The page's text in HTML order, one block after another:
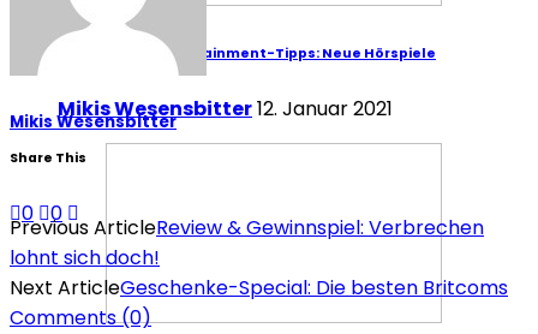
AGM-Family-Entertainment-Tipps: Neue Hörspiele
Mikis Wesensbitter12. Januar 2021
Mikis Wesensbitter
Share This
0 0
Previous ArticleReview & Gewinnspiel: Verbrechen
lohnt sich doch!
Next ArticleGeschenke-Special: Die besten Britcoms
Comments(0)